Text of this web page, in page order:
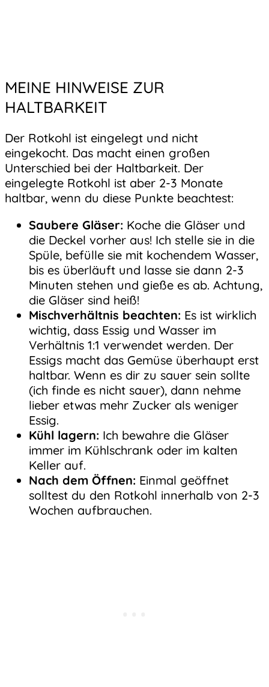
MEINE HINWEISE ZUR
HALTBARKEIT
Der Rotkohl ist eingelegt und nicht
eingekocht. Das macht einen großen
Unterschied bei der Haltbarkeit. Der
eingelegte Rotkohl ist aber 2-3 Monate
haltbar, wenn du diese Punkte beachtest:
Saubere Gläser: Koche die Gläser und
die Deckel vorher aus! Ich stelle sie in die
Spüle, befülle sie mit kochendem Wasser,
bis es überläuft und lasse sie dann 2-3
Minuten stehen und gieße es ab. Achtung,
die Gläser sind heiß!
Mischverhältnis beachten: Es ist wirklich
wichtig, dass Essig und Wasser im
Verhältnis 1:1 verwendet werden. Der
Essigs macht das Gemüse überhaupt erst
haltbar. Wenn es dir zu sauer sein sollte
(ich finde es nicht sauer), dann nehme
lieber etwas mehr Zucker als weniger
Essig.
Kühl lagern: Ich bewahre die Gläser
immer im Kühlschrank oder im kalten
Keller auf.
Nach dem Öffnen: Einmal geöffnet
solltest du den Rotkohl innerhalb von 2-3
Wochen aufbrauchen.